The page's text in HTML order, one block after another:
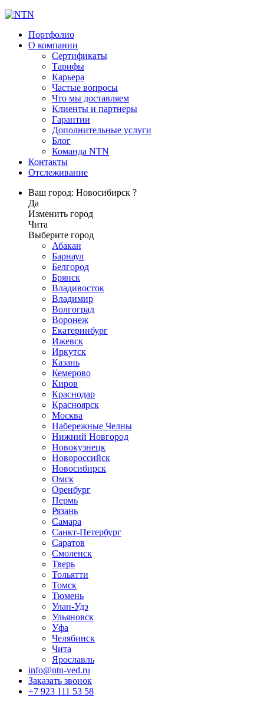
Портфолио
О компании
Сертификаты
Тарифы
Карьера
Частые вопросы
Что мы доставляем
Клиенты и партнеры
Гарантии
Дополнительные услуги
Блог
Команда NTN
Контакты
Отслеживание
Ваш город: Новосибирск ?
Да
Изменить город
Чита
Выберите город
Абакан
Барнаул
Белгород
Брянск
Владивосток
Владимир
Волгоград
Воронеж
Екатеринбург
Ижевск
Иркутск
Казань
Кемерово
Киров
Краснодар
Красноярск
Москва
Набережные Челны
Нижний Новгород
Новокузнецк
Новороссийск
Новосибирск
Омск
Оренбург
Пермь
Рязань
Самара
Санкт-Петербург
Саратов
Смоленск
Тверь
Тольятти
Томск
Тюмень
Улан-Удэ
Ульяновск
Уфа
Челябинск
Чита
Ярославль
info@ntn-ved.ru
Заказать звонок
+7 923 111 53 58